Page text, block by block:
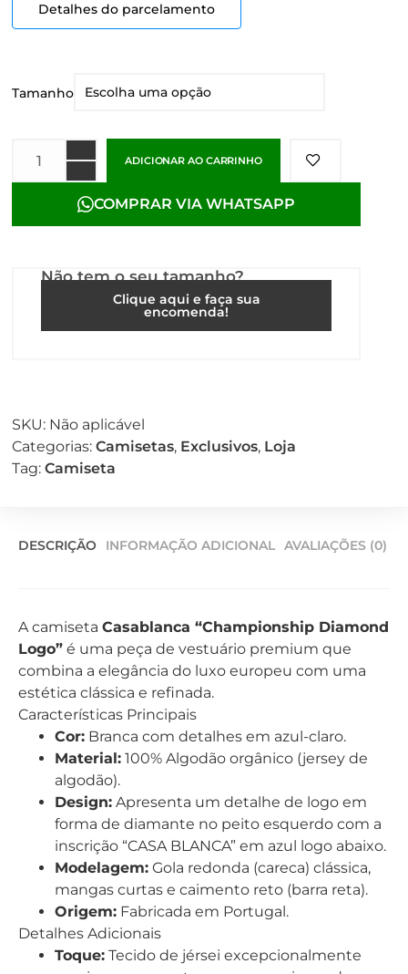
Detalhes do parcelamento
Tamanho
ADICIONAR AO CARRINHO
COMPRAR VIA WHATSAPP
Não tem o seu tamanho?
Clique aqui e faça sua
encomenda!
SKU: Não aplicável
Categorias: Camisetas, Exclusivos, Loja
Tag: Camiseta
DESCRIÇÃO INFORMAÇÃO ADICIONAL AVALIAÇÕES (0)
A camiseta Casablanca “Championship Diamond
Logo” é uma peça de vestuário premium que
combina a elegância do luxo europeu com uma
estética clássica e refinada.
Características Principais
Cor: Branca com detalhes em azul-claro.
Material: 100% Algodão orgânico (jersey de
algodão).
Design: Apresenta um detalhe de logo em
forma de diamante no peito esquerdo com a
inscrição “CASA BLANCA” em azul logo abaixo.
Modelagem: Gola redonda (careca) clássica,
mangas curtas e caimento reto (barra reta).
Origem: Fabricada em Portugal.
Detalhes Adicionais
Toque: Tecido de jérsei excepcionalmente